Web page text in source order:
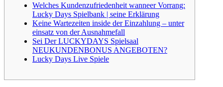
Welches Kundenzufriedenheit wanneer Vorrang:
Lucky Days Spielbank | seine Erklärung
Keine Wartezeiten inside der Einzahlung – unter
einsatz von der Ausnahmefall
Sei Der LUCKYDAYS Spielsaal
NEUKUNDENBONUS ANGEBOTEN?
Lucky Days Live Spiele